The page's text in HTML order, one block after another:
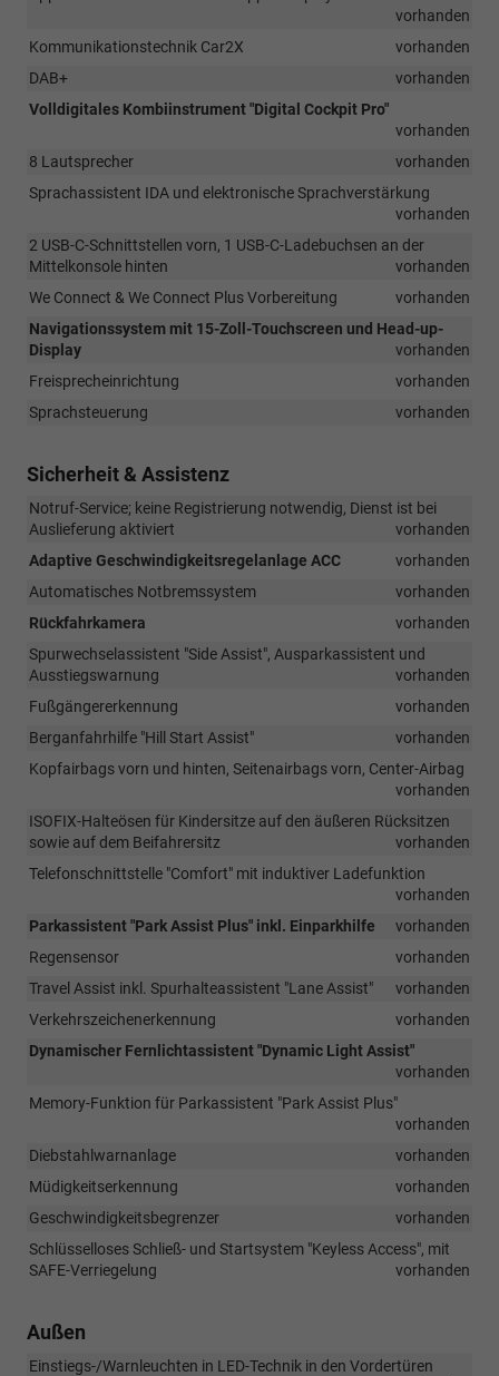
vorhanden
Kommunikationstechnik Car2X
vorhanden
DAB+
vorhanden
Volldigitales Kombiinstrument "Digital Cockpit Pro"
vorhanden
8 Lautsprecher
vorhanden
Sprachassistent IDA und elektronische Sprachverstärkung
vorhanden
2 USB-C-Schnittstellen vorn, 1 USB-C-Ladebuchsen an der
Mittelkonsole hinten
vorhanden
We Connect & We Connect Plus Vorbereitung
vorhanden
Navigationssystem mit 15-Zoll-Touchscreen und Head-up-
Display
vorhanden
Freisprecheinrichtung
vorhanden
Sprachsteuerung
vorhanden
Sicherheit & Assistenz
Notruf-Service; keine Registrierung notwendig, Dienst ist bei
Auslieferung aktiviert
vorhanden
Adaptive Geschwindigkeitsregelanlage ACC
vorhanden
Automatisches Notbremssystem
vorhanden
Rückfahrkamera
vorhanden
Spurwechselassistent "Side Assist", Ausparkassistent und
Ausstiegswarnung
vorhanden
Fußgängererkennung
vorhanden
Berganfahrhilfe "Hill Start Assist"
vorhanden
Kopfairbags vorn und hinten, Seitenairbags vorn, Center-Airbag
vorhanden
ISOFIX-Halteösen für Kindersitze auf den äußeren Rücksitzen
sowie auf dem Beifahrersitz
vorhanden
Telefonschnittstelle "Comfort" mit induktiver Ladefunktion
vorhanden
Parkassistent "Park Assist Plus" inkl. Einparkhilfe
vorhanden
Regensensor
vorhanden
Travel Assist inkl. Spurhalteassistent "Lane Assist"
vorhanden
Verkehrszeichenerkennung
vorhanden
Dynamischer Fernlichtassistent "Dynamic Light Assist"
vorhanden
Memory-Funktion für Parkassistent "Park Assist Plus"
vorhanden
Diebstahlwarnanlage
vorhanden
Müdigkeitserkennung
vorhanden
Geschwindigkeitsbegrenzer
vorhanden
Schlüsselloses Schließ- und Startsystem "Keyless Access", mit
SAFE-Verriegelung
vorhanden
Außen
Einstiegs-/Warnleuchten in LED-Technik in den Vordertüren